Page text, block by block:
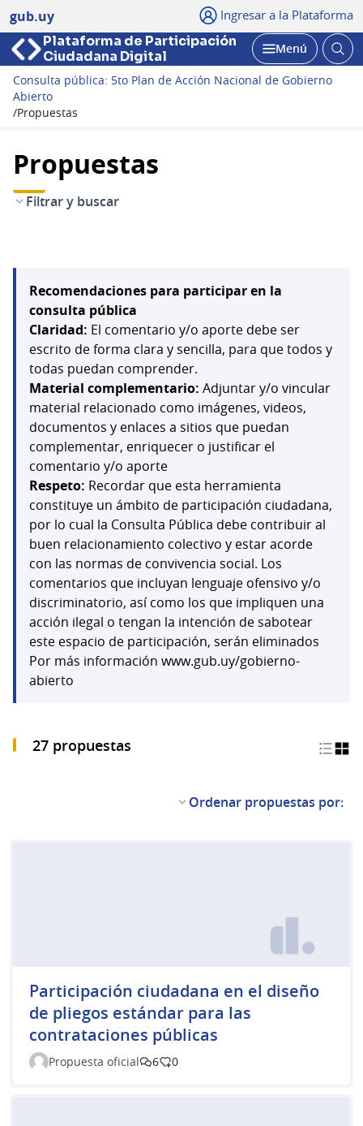
gub.uy Ingresar a la Plataforma
Plataforma de Participación
Ciudadana Digital
Abrir
Menú
Consulta pública: 5to Plan de Acción Nacional de Gobierno
Abierto
/Propuestas
Propuestas
Filtrar y buscar
Recomendaciones para participar en la
consulta pública
Claridad: El comentario y/o aporte debe ser
escrito de forma clara y sencilla, para que todos y
todas puedan comprender.
Material complementario: Adjuntar y/o vincular
material relacionado como imágenes, videos,
documentos y enlaces a sitios que puedan
complementar, enriquecer o justificar el
comentario y/o aporte
Respeto: Recordar que esta herramienta
constituye un ámbito de participación ciudadana,
por lo cual la Consulta Pública debe contribuir al
buen relacionamiento colectivo y estar acorde
con las normas de convivencia social. Los
comentarios que incluyan lenguaje ofensivo y/o
discriminatorio, así como los que impliquen una
acción ilegal o tengan la intención de sabotear
este espacio de participación, serán eliminados
Por más información www.gub.uy/gobierno-
abierto
27 propuestas
Ordenar propuestas por:
Participación ciudadana en el diseño
de pliegos estándar para las
contrataciones públicas
Propuesta oficial 6 0